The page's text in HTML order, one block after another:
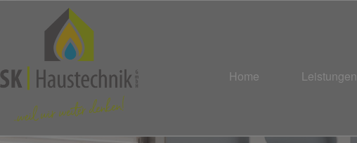
Home Leistungen